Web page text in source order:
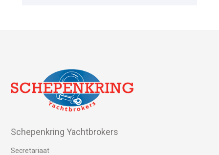
Schepenkring Yachtbrokers
Secretariaat